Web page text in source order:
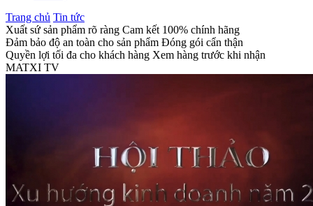
Trang chủ Tin tức
Xuất sứ sản phẩm rõ ràng Cam kết 100% chính hãng
Đảm bảo độ an toàn cho sản phẩm Đóng gói cẩn thận
Quyền lợi tối đa cho khách hàng Xem hàng trước khi nhận
MATXI TV